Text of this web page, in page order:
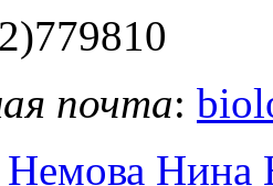
почта:
Немова Нина